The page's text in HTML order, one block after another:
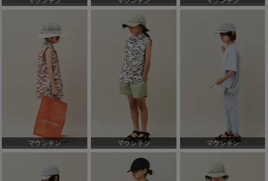
マウンテン マウンテン マウンテン